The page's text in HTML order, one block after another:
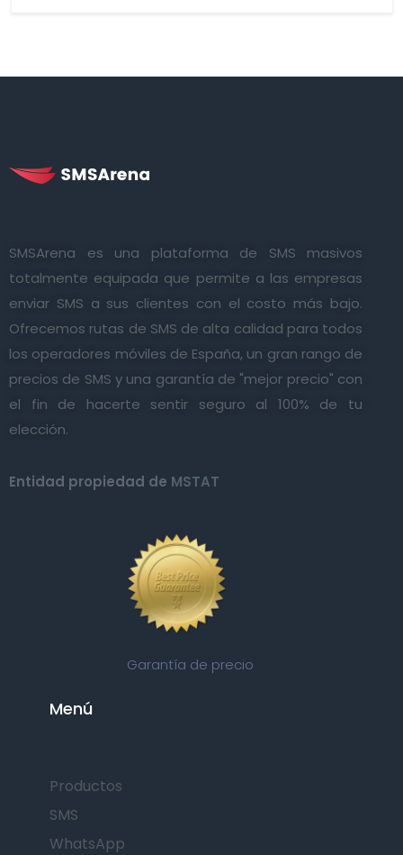
SMSArena es una plataforma de SMS masivos
totalmente equipada que permite a las empresas
enviar SMS a sus clientes con el costo más bajo.
Ofrecemos rutas de SMS de alta calidad para todos
los operadores móviles de España, un gran rango de
precios de SMS y una garantía de "mejor precio" con
el fin de hacerte sentir seguro al 100% de tu
elección.
Entidad propiedad de MSTAT
Garantía de precio
Menú
Productos
SMS
WhatsApp